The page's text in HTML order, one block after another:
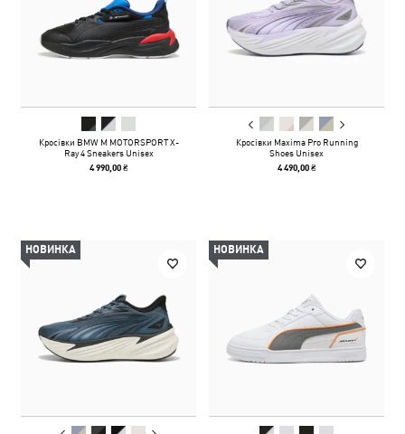
Кросівки BMW M MOTORSPORT X-
Ray 4 Sneakers Unisex
4 990,00 ₴
Кросівки Maxima Pro Running
Shoes Unisex
4 490,00 ₴
НОВИНКА НОВИНКА